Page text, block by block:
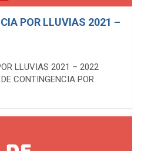
POR LLUVIAS 2021 –
LLUVIAS 2021 – 2022
CONTINGENCIA POR